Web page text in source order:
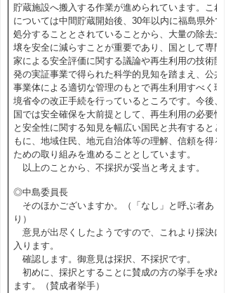
貯蔵施設へ搬入する作業が進められています。これ
については中間貯蔵開始後、30年以内に福島県外で
処分することとされていることから、大量の除去土
壌を安全に減らすことが重要であり、国として専門
家による安全評価に関する議論や再生利用の技術開
発の実証事業で得られた科学的見知を踏まえ、公共
事業体による適切な管理のもとで再生利用すべく環
境省令の改正手続を行っているところです。今後、
国では安全確保を大前提として、再生利用の必要性
と安全性に関する知見を幅広い国民と共有するとと
もに、地域住民、地元自治体等の理解、信頼を得る
ための取り組みを進めることとしています。
以上のことから、不採択が妥当と考えます。
◎中島委員長
そのほかございますか。（「なし」と呼ぶ者あ
り）
意見が出尽くしたようですので、これより採決に
入ります。
確認します。御意見は採択、不採択です。
初めに、採択とすることに賛成の方の挙手を求め
ます。（賛成者挙手）